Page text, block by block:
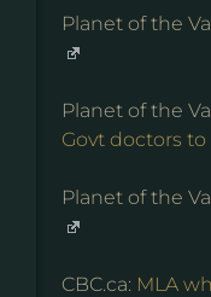
Planet of the
Planet of the
Govt doctors
Planet of the
CBC.ca: MLA